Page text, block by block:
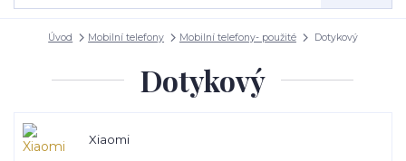
Úvod Mobilní telefony Mobilní telefony- použité Dotykový
Dotykový
Xiaomi